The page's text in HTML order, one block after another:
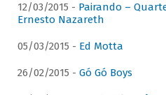
12/03/2015 - Pairando –
Ernesto Nazareth
05/03/2015 - Ed Motta
26/02/2015 - Gó Gó Boys